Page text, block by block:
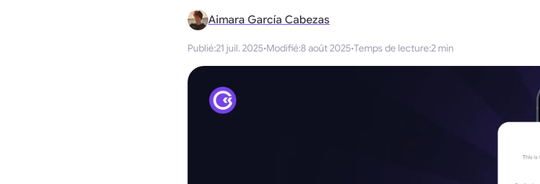
Aimara García Cabezas
Publié:21 juil. 2025·Modifié:8 août 2025·Temps de lecture:2 min